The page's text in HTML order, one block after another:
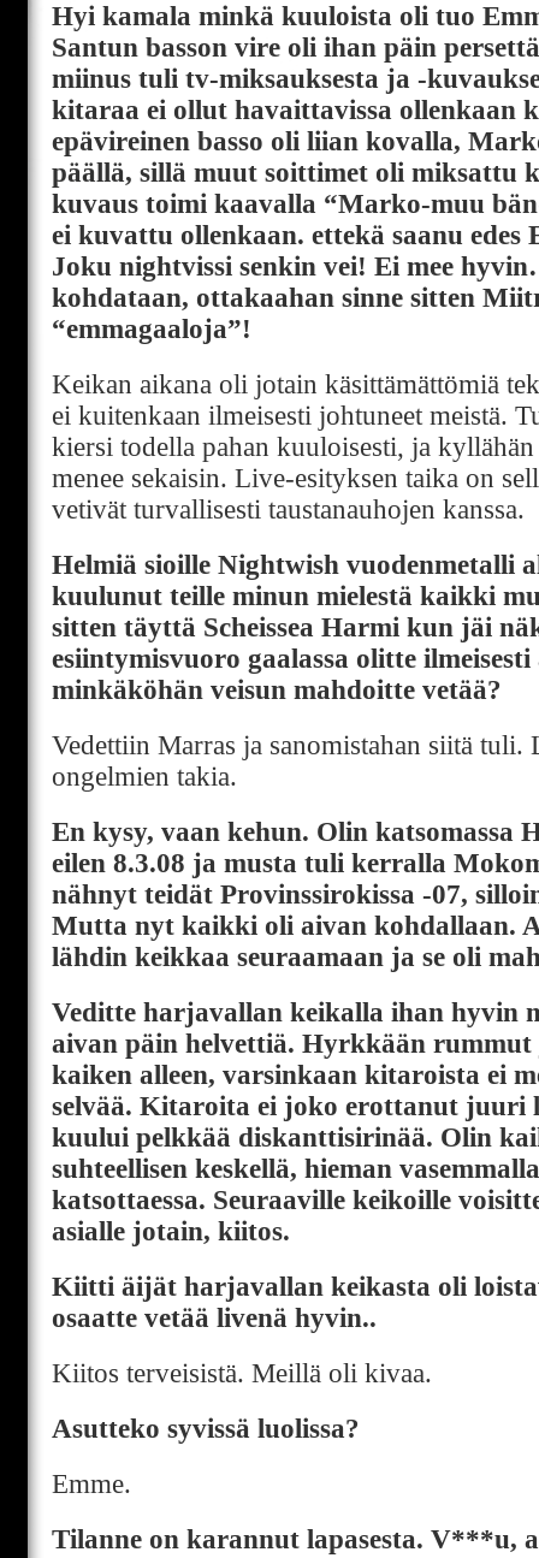
Hyi kamala minkä kuuloista oli tuo
Santun basson vire oli ihan päin
miinus tuli tv-miksauksesta ja -
kitaraa ei ollut havaittavissa ollenkaan
epävireinen basso oli liian kovalla,
päällä, sillä muut soittimet oli miksattu
kuvaus toimi kaavalla “Marko-muu
ei kuvattu ollenkaan. ettekä saanu edes
Joku nightvissi senkin vei! Ei mee
kohdataan, ottakaahan sinne sitten
“emmagaaloja”!
Keikan aikana oli jotain käsittämättömiä
ei kuitenkaan ilmeisesti johtuneet meistä.
kiersi todella pahan kuuloisesti, ja kyllähän
menee sekaisin. Live-esityksen taika on
vetivät turvallisesti taustanauhojen kanssa.
Helmiä sioille Nightwish vuodenmetalli
kuulunut teille minun mielestä kaikki
sitten täyttä Scheissea Harmi kun jäi
esiintymisvuoro gaalassa olitte ilmeisesti
minkäköhän veisun mahdoitte vetää?
Vedettiin Marras ja sanomistahan siitä tuli.
ongelmien takia.
En kysy, vaan kehun. Olin katsomassa
eilen 8.3.08 ja musta tuli kerralla
nähnyt teidät Provinssirokissa -07,
Mutta nyt kaikki oli aivan kohdallaan.
lähdin keikkaa seuraamaan ja se oli
Veditte harjavallan keikalla ihan hyvin
aivan päin helvettiä. Hyrkkään rummut
kaiken alleen, varsinkaan kitaroista ei
selvää. Kitaroita ei joko erottanut juuri
kuului pelkkää diskanttisirinää. Olin
suhteellisen keskellä, hieman
katsottaessa. Seuraaville keikoille
asialle jotain, kiitos.
Kiitti äijät harjavallan keikasta oli
osaatte vetää livenä hyvin..
Kiitos terveisistä. Meillä oli kivaa.
Asutteko syvissä luolissa?
Emme.
Tilanne on karannut lapasesta. V***u,